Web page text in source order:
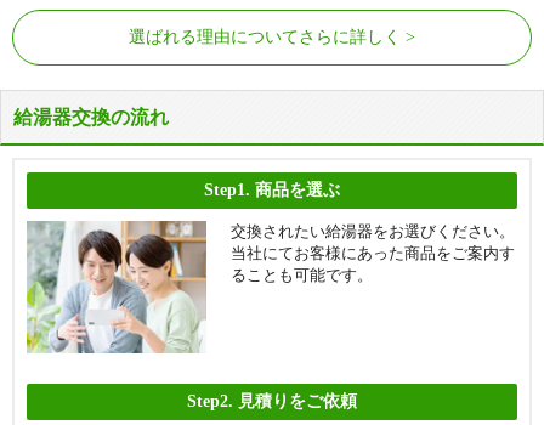
選ばれる理由についてさらに詳しく
給湯器交換の流れ
Step1. 商品を選ぶ
交換されたい給湯器をお選びください。
当社にてお客様にあった商品をご案内す
ることも可能です。
Step2. 見積りをご依頼